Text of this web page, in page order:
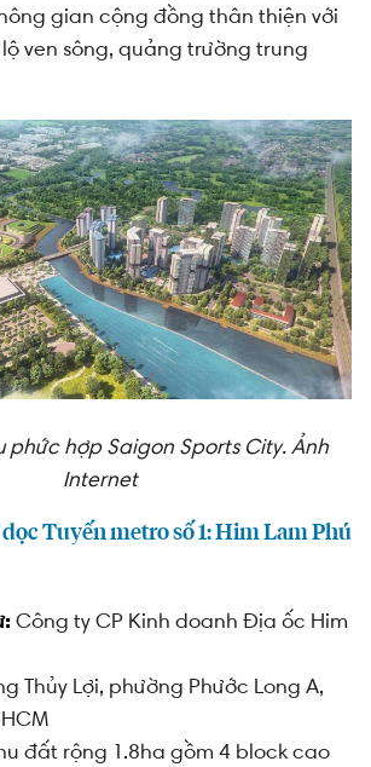
gian cộng đồng thân thiện với
ven sông, quảng trường trung
phức hợp Saigon Sports City. Ảnh
Internet
Tuyến metro số 1: Him Lam Phú
Công ty CP Kinh doanh Địa ốc Him
Thủy Lợi, phường Phước Long A,
đất rộng 1.8ha gồm 4 block cao